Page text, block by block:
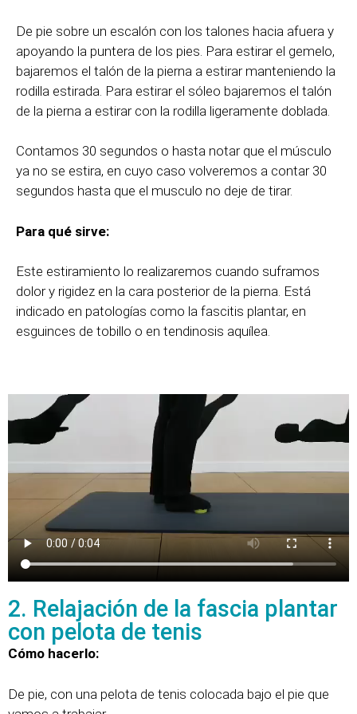
De pie sobre un escalón con los talones hacia afuera y
apoyando la puntera de los pies. Para estirar el gemelo,
bajaremos el talón de la pierna a estirar manteniendo la
rodilla estirada. Para estirar el sóleo bajaremos el talón
de la pierna a estirar con la rodilla ligeramente doblada.
Contamos 30 segundos o hasta notar que el músculo
ya no se estira, en cuyo caso volveremos a contar 30
segundos hasta que el musculo no deje de tirar.
Para qué sirve:
Este estiramiento lo realizaremos cuando suframos
dolor y rigidez en la cara posterior de la pierna. Está
indicado en patologías como la fascitis plantar, en
esguinces de tobillo o en tendinosis aquílea.
2. Relajación de la fascia plantar
con pelota de tenis
Cómo hacerlo:
De pie, con una pelota de tenis colocada bajo el pie que